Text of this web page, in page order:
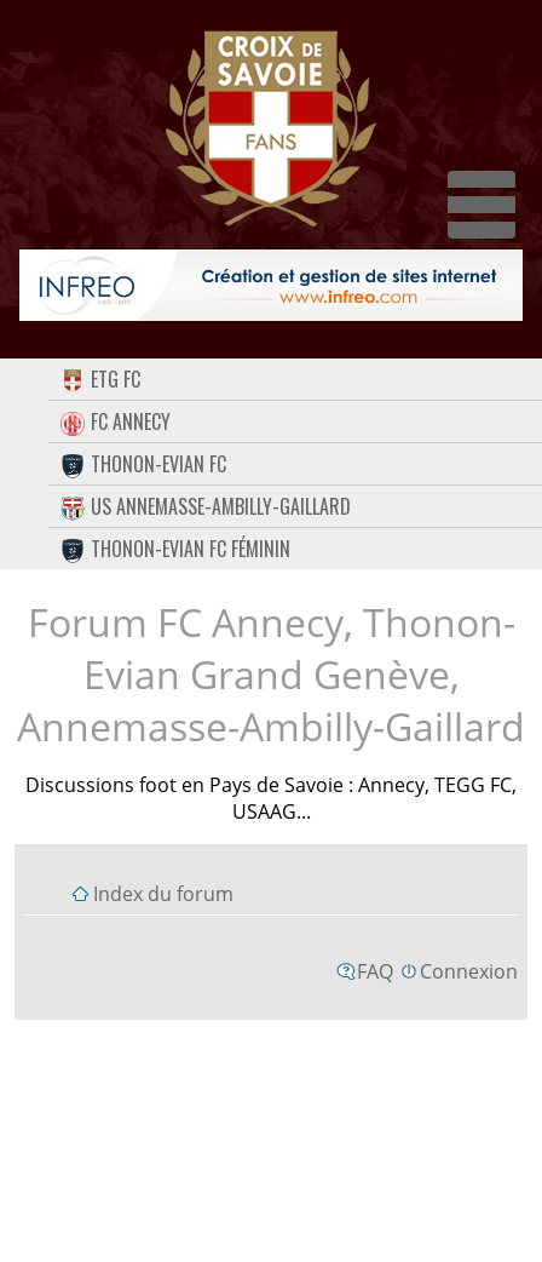
ACCUEIL
FORUM
CONTACT
FACEBOOK
TWITTER
INSTAGRAM
ETG FC
FC ANNECY
THONON-EVIAN FC
US ANNEMASSE-AMBILLY-GAILLARD
THONON-EVIAN FC FÉMININ
Forum FC Annecy, Thonon-
Evian Grand Genève,
Annemasse-Ambilly-Gaillard
Discussions foot en Pays de Savoie : Annecy, TEGG FC,
USAAG...
Index du forum
FAQ Connexion